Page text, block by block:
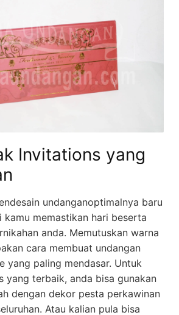
Invitations yang
undanganoptimalnya baru
kamu memastikan hari beserta
anda. Memutuskan warna
cara membuat undangan
yang paling mendasar. Untuk
yang terbaik, anda bisa gunakan
dengan dekor pesta perkawinan
Atau kalian pula bisa